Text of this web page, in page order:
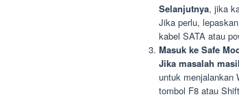
Selanjutnya, jika
Jika perlu,
kabel SATA atau
Masuk ke Safe
Jika masalah
untuk menjalankan
tombol F8 atau